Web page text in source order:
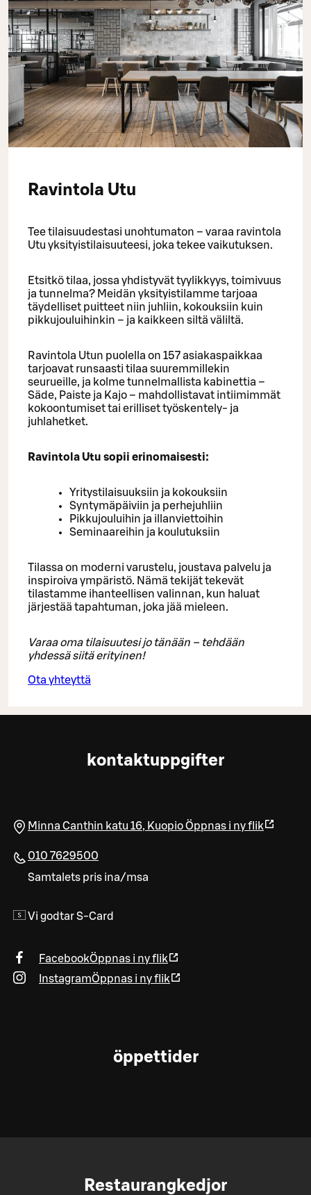
Ravintola Utu
Tee tilaisuudestasi unohtumaton – varaa ravintola
Utu yksityistilaisuuteesi, joka tekee vaikutuksen.
Etsitkö tilaa, jossa yhdistyvät tyylikkyys, toimivuus
ja tunnelma? Meidän yksityistilamme tarjoaa
täydelliset puitteet niin juhliin, kokouksiin kuin
pikkujouluihinkin – ja kaikkeen siltä väliltä.
Ravintola Utun puolella on 157 asiakaspaikkaa
tarjoavat runsaasti tilaa suuremmillekin
seurueille, ja kolme tunnelmallista kabinettia –
Säde, Paiste ja Kajo – mahdollistavat intiimimmät
kokoontumiset tai erilliset työskentely- ja
juhlahetket.
Ravintola Utu sopii erinomaisesti:
Yritystilaisuuksiin ja kokouksiin
Syntymäpäiviin ja perhejuhliin
Pikkujouluihin ja illanviettoihin
Seminaareihin ja koulutuksiin
Tilassa on moderni varustelu, joustava palvelu ja
inspiroiva ympäristö. Nämä tekijät tekevät
tilastamme ihanteellisen valinnan, kun haluat
järjestää tapahtuman, joka jää mieleen.
Varaa oma tilaisuutesi jo tänään – tehdään
yhdessä siitä erityinen!
Ota yhteyttä
kontaktuppgifter
Minna Canthin katu 16, KuopioÖppnas i ny flik
010 7629500
Samtalets pris ina/msa
Vi godtar S-Card
FacebookÖppnas i ny flik
InstagramÖppnas i ny flik
öppettider
Restaurangkedjor